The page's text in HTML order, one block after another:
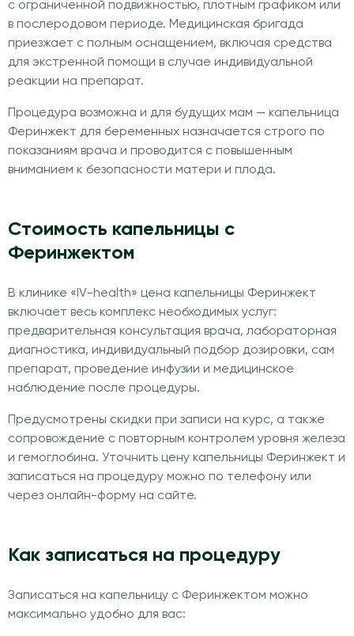
с ограниченной подвижностью, плотным графиком или
в послеродовом периоде. Медицинская бригада
приезжает с полным оснащением, включая средства
для экстренной помощи в случае индивидуальной
реакции на препарат.
Процедура возможна и для будущих мам — капельница
Феринжект для беременных назначается строго по
показаниям врача и проводится с повышенным
вниманием к безопасности матери и плода.
Стоимость капельницы с
Феринжектом
В клинике «IV-health» цена капельницы Феринжект
включает весь комплекс необходимых услуг:
предварительная консультация врача, лабораторная
диагностика, индивидуальный подбор дозировки, сам
препарат, проведение инфузии и медицинское
наблюдение после процедуры.
Предусмотрены скидки при записи на курс, а также
сопровождение с повторным контролем уровня железа
и гемоглобина. Уточнить цену капельницы Феринжект и
записаться на процедуру можно по телефону или
через онлайн-форму на сайте.
Как записаться на процедуру
Записаться на капельницу с Феринжектом можно
максимально удобно для вас: